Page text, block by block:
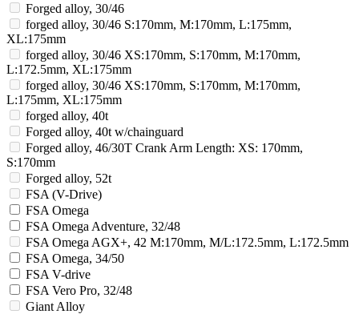
Forged alloy, 30/46
forged alloy, 30/46 S:170mm, M:170mm, L:175mm,
XL:175mm
forged alloy, 30/46 XS:170mm, S:170mm, M:170mm,
L:172.5mm, XL:175mm
forged alloy, 30/46 XS:170mm, S:170mm, M:170mm,
L:175mm, XL:175mm
forged alloy, 40t
Forged alloy, 40t w/chainguard
Forged alloy, 46/30T Crank Arm Length: XS: 170mm,
S:170mm
Forged alloy, 52t
FSA (V-Drive)
FSA Omega
FSA Omega Adventure, 32/48
FSA Omega AGX+, 42 M:170mm, M/L:172.5mm, L:172.5mm
FSA Omega, 34/50
FSA V-drive
FSA Vero Pro, 32/48
Giant Alloy